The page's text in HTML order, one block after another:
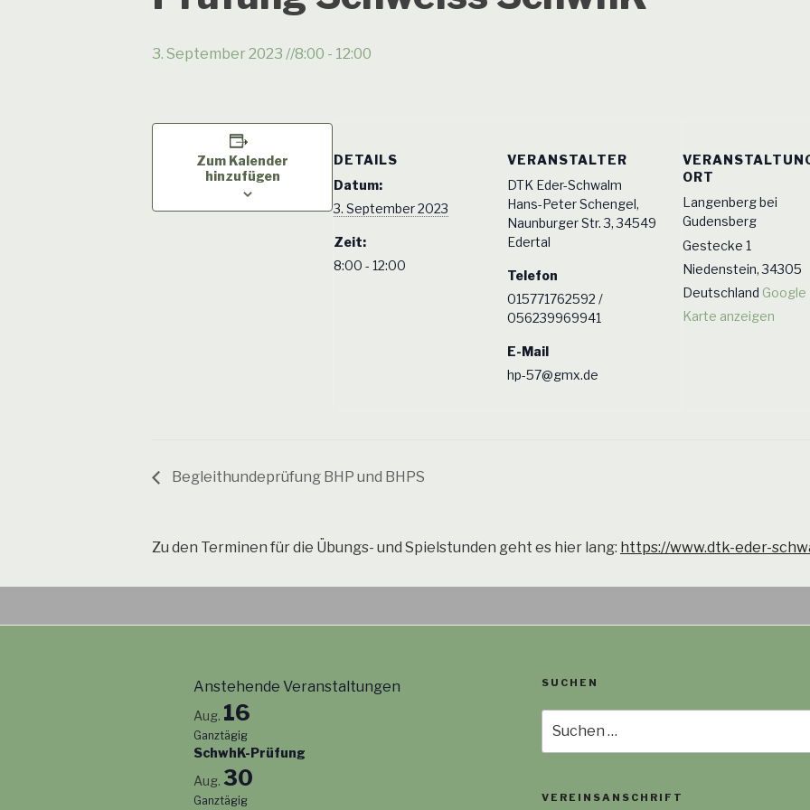
3. September 2023 //8:00 - 12:00
Zum Kalender
hinzufügen
DETAILS
Datum:
3. September 2023
Zeit:
8:00 - 12:00
VERANSTALTER
DTK Eder-Schwalm
Hans-Peter Schengel,
Naunburger Str. 3, 34549
Edertal
Telefon
015771762592 /
056239969941
E-Mail
hp-57@gmx.de
ORT
Langenberg bei
Gudensberg
Gestecke 1
Niedenstein, 34305
Deutschland Google
Karte anzeigen
Begleithundeprüfung BHP und BHPS
Zu den Terminen für die Übungs- und Spielstunden geht es hier lang: https://www.dtk-eder-
Anstehende Veranstaltungen
Aug. 16
Ganztägig
SchwhK-Prüfung
Aug. 30
Ganztägig
SUCHEN
nach:
VEREINSANSCHRIFT